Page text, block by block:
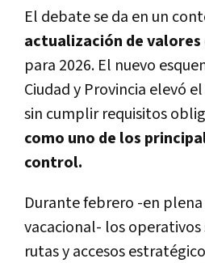
El debate se da en un
actualización de valores
para 2026. El nuevo
Ciudad y Provincia elevó
sin cumplir requisitos
como uno de los
control.
Durante febrero -en
vacacional- los operativos
rutas y accesos